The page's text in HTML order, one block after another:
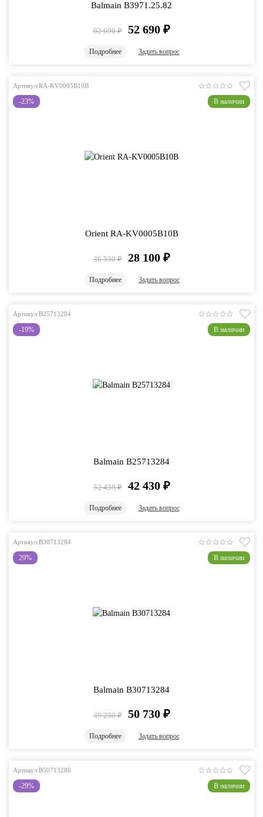
Balmain B3971.25.82
62 690 ₽ 52 690 ₽
Подробнее Задать вопрос
Артикул RA-KV0005B10B
-23% В наличии
Orient RA-KV0005B10B
36 530 ₽ 28 100 ₽
Подробнее Задать вопрос
Артикул B25713284
-19% В наличии
Balmain B25713284
52 430 ₽ 42 430 ₽
Подробнее Задать вопрос
Артикул B30713284
29% В наличии
Balmain B30713284
39 230 ₽ 50 730 ₽
Подробнее Задать вопрос
Артикул B50713286
-29% В наличии